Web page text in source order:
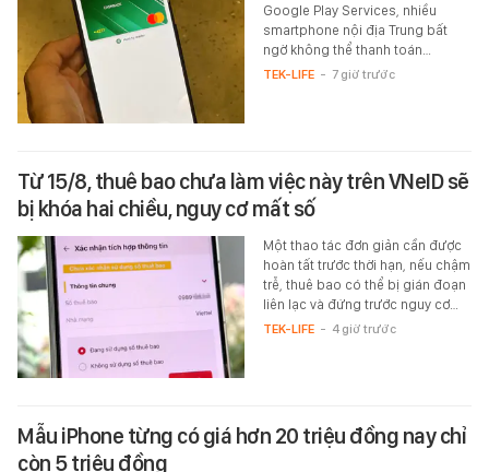
Google Play Services, nhiều
smartphone nội địa Trung bất
ngờ không thể thanh toán…
TEK-LIFE - 7 giờ trước
Từ 15/8, thuê bao chưa làm việc này trên VNeID sẽ
bị khóa hai chiều, nguy cơ mất số
Một thao tác đơn giản cần được
hoàn tất trước thời hạn, nếu chậm
trễ, thuê bao có thể bị gián đoạn
liên lạc và đứng trước nguy cơ…
TEK-LIFE - 4 giờ trước
Mẫu iPhone từng có giá hơn 20 triệu đồng nay chỉ
còn 5 triệu đồng